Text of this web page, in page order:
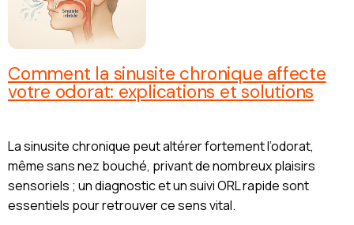
Comment la sinusite chronique affecte
votre odorat: explications et solutions
La sinusite chronique peut altérer fortement l’odorat,
même sans nez bouché, privant de nombreux plaisirs
sensoriels ; un diagnostic et un suivi ORL rapide sont
essentiels pour retrouver ce sens vital.